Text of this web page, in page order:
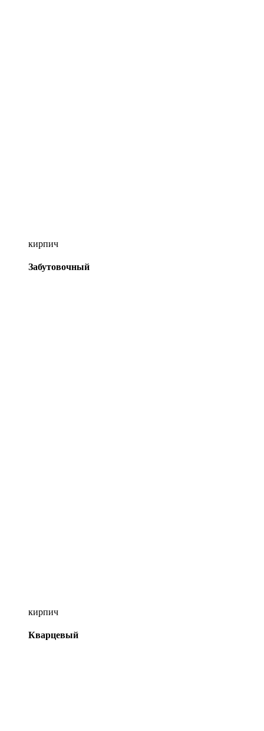
кирпич
Забутовочный
кирпич
Кварцевый